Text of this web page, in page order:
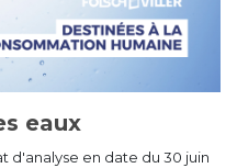
eaux
d'analyse en date du 30 juin